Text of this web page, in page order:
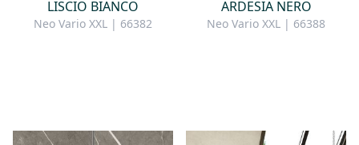
LISCIO BIANCO
Neo Vario XXL | 66382
ARDESIA NERO
Neo Vario XXL | 66388